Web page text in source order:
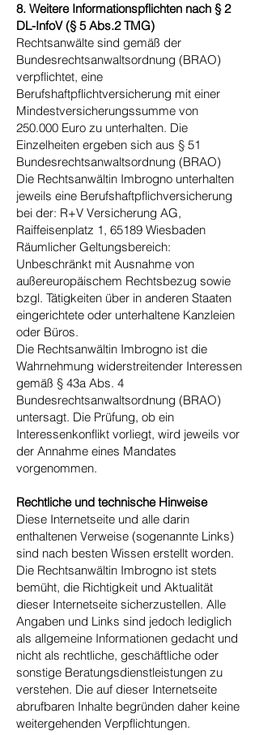
8. Weitere Informationspflichten nach § 2
DL-InfoV (§ 5 Abs.2 TMG)
Rechtsanwälte sind gemäß der
Bundesrechtsanwaltsordnung (BRAO)
verpflichtet, eine
Berufshaftpflichtversicherung mit einer
Mindestversicherungssumme von
250.000 Euro zu unterhalten. Die
Einzelheiten ergeben sich aus § 51
Bundesrechtsanwaltsordnung (BRAO)
Die Rechtsanwältin Imbrogno unterhalten
jeweils eine Berufshaftpflichversicherung
bei der: R+V Versicherung AG,
Raiffeisenplatz 1, 65189 Wiesbaden
Räumlicher Geltungsbereich:
Unbeschränkt mit Ausnahme von
außereuropäischem Rechtsbezug sowie
bzgl. Tätigkeiten über in anderen Staaten
eingerichtete oder unterhaltene Kanzleien
oder Büros.
Die Rechtsanwältin Imbrogno ist die
Wahrnehmung widerstreitender Interessen
gemäß § 43a Abs. 4
Bundesrechtsanwaltsordnung (BRAO)
untersagt. Die Prüfung, ob ein
Interessenkonflikt vorliegt, wird jeweils vor
der Annahme eines Mandates
vorgenommen.
Rechtliche und technische Hinweise
Diese Internetseite und alle darin
enthaltenen Verweise (sogenannte Links)
sind nach besten Wissen erstellt worden.
Die Rechtsanwältin Imbrogno ist stets
bemüht, die Richtigkeit und Aktualität
dieser Internetseite sicherzustellen. Alle
Angaben und Links sind jedoch lediglich
als allgemeine Informationen gedacht und
nicht als rechtliche, geschäftliche oder
sonstige Beratungsdienstleistungen zu
verstehen. Die auf dieser Internetseite
abrufbaren Inhalte begründen daher keine
weitergehenden Verpflichtungen.